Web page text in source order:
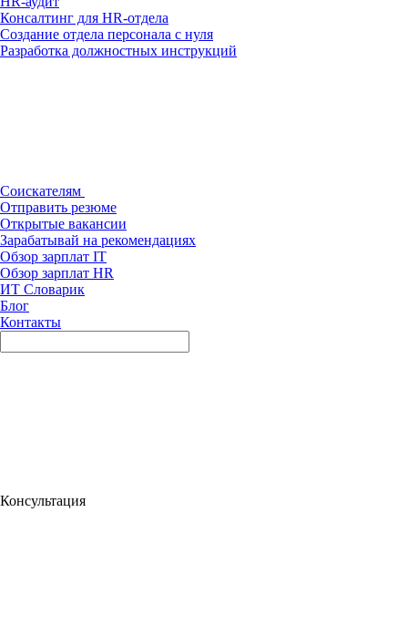
Консалтинг для HR-отдела
Создание отдела персонала с нуля
Разработка должностных инструкций
Соискателям
Отправить резюме
Открытые вакансии
Зарабатывай на рекомендациях
Обзор зарплат IT
Обзор зарплат HR
ИТ Словарик
Блог
Контакты
Консультация